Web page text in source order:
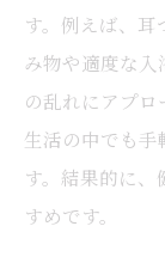
す。例えば、
み物や適度な
の乱れにアプ
生活の中でも
す。結果的に
すめです。